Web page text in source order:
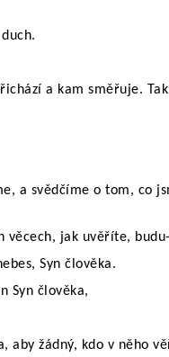
a kam směřuje.
a svědčíme o tom, co
věcech, jak uvěříte,
Syn člověka.
Syn člověka,
aby žádný, kdo v něho